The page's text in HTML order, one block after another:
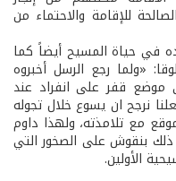
للإقامة والاحتماء من
في حياة المسيح أيضاً كما
«ولما رجع الرسل أخبروه
موضع قفر على انفراد عند
نرجح ان يسوع خلال تجوله
مع تلامذته، ولهذا داوم
ذلك بنقوش على الصخور التي
الأولين.